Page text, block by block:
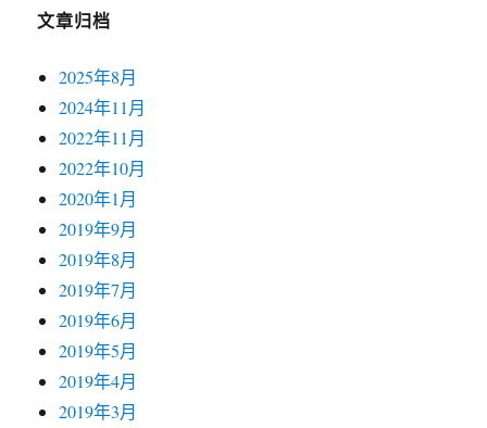
文章归档
2025年8月
2024年11月
2022年11月
2022年10月
2020年1月
2019年9月
2019年8月
2019年7月
2019年6月
2019年5月
2019年4月
2019年3月